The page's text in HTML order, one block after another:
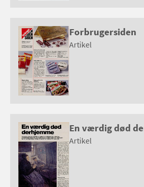
Forbrugersiden
Artikel
En værdig død
Artikel